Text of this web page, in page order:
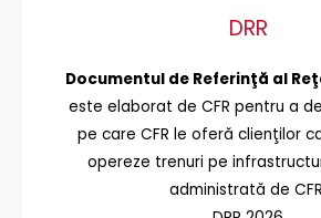
DRR
Documentul de Referinţă al
este elaborat de CFR pentru a
pe care CFR le oferă clienţilor
opereze trenuri pe
administrată de